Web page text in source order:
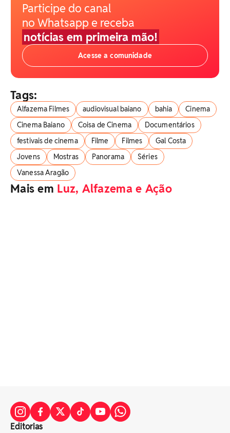
Participe do canal
no Whatsapp e receba
notícias em primeira mão!
Acesse a comunidade
Tags:
Alfazema Filmes audiovisual baiano bahia
Cinema
Cinema Baiano
Coisa de Cinema
Documentários
festivais de cinema
Filme Filmes
Gal Costa
Jovens
Mostras Panorama
Séries
Vanessa Aragão
Mais em Luz, Alfazema e Ação
Editorias